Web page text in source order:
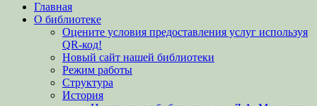
вверх
Главная
О библиотеке
Оцените условия предоставления услуг используя
QR-код!
Новый сайт нашей библиотеки
Режим работы
Структура
История